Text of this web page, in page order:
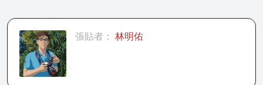
張貼者： 林明佑